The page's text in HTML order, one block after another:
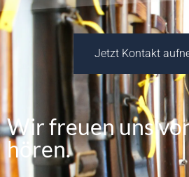
Jetzt Kontakt
Wir freuen uns
hören.